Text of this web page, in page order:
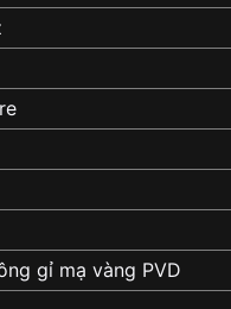
gỉ mạ vàng PVD